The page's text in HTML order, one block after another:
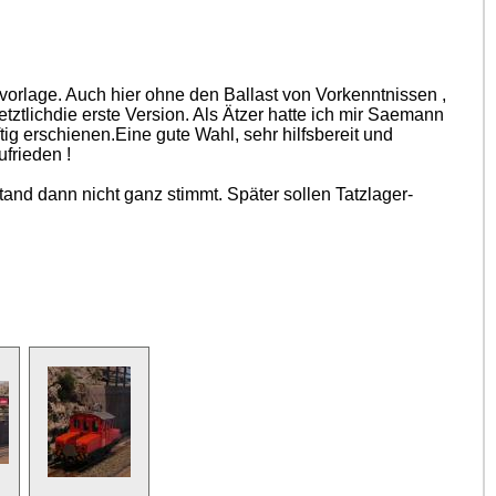
Auch hier ohne den Ballast von Vorkenntnissen ,
erste Version. Als Ätzer hatte ich mir Saemann
erschienen.Eine gute Wahl, sehr hilfsbereit und
!
dann nicht ganz stimmt. Später sollen Tatzlager-